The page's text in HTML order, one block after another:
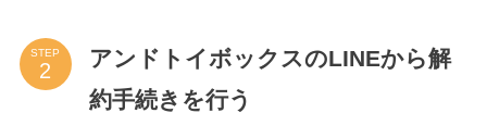
STEP
アンドトイボックスのLINEから解
約手続きを行う